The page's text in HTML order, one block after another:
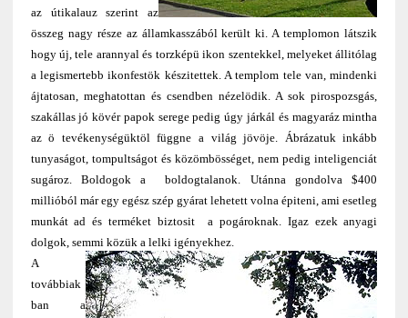
az útikalauz szerint az
összeg nagy része az államkasszából került ki. A templomon látszik
hogy új, tele arannyal és torzképü ikon szentekkel, melyeket állitólag
a legismertebb ikonfestök készitettek. A templom tele van, mindenki
ájtatosan, meghatottan és csendben nézelödik. A sok pirospozsgás,
szakállas jó kövér papok serege pedig úgy járkál és magyaráz mintha
az ö tevékenységüktöl függne a világ jövöje. Ábrázatuk inkább
tunyaságot, tompultságot és közömbösséget, nem pedig inteligenciát
sugároz. Boldogok a boldogtalanok. Utánna gondolva $400
millióból már egy egész szép gyárat lehetett volna épiteni, ami esetleg
munkát ad és terméket biztosit a pogároknak. Igaz ezek anyagi
dolgok, semmi közük a lelki igényekhez.
A
továbbiak
ban a